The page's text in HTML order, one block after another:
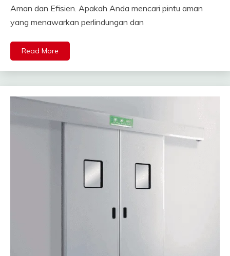
Aman dan Efisien. Apakah Anda mencari pintu aman
yang menawarkan perlindungan dan
Read More